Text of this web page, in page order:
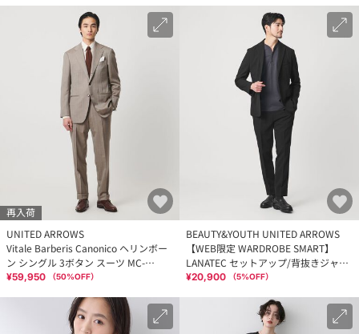
再入荷
UNITED ARROWS
Vitale Barberis Canonico ヘリンボー
ン シングル 3ボタン スーツ MC-
MODEL 撥水
¥59,950 （50%OFF）
BEAUTY&YOUTH UNITED ARROWS
【WEB限定 WARDROBE SMART】
LANATEC セットアップ/背抜きジャケ
ット＆イージーパンツ
¥20,900 （5%OFF）